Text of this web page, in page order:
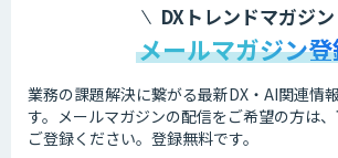
DXトレンドマガジン
メールマガジン
業務の課題解決に繋がる最新DX・AI関連情
す。 メールマガジンの配信をご希望の方は
ご登録ください。登録無料です。